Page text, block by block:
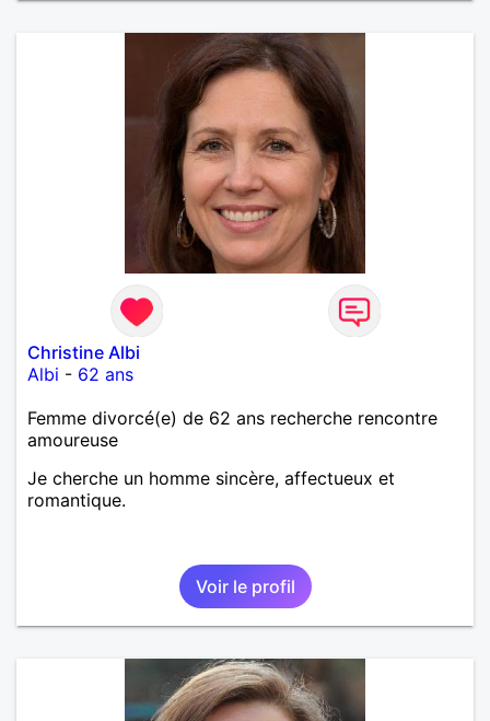
Christine Albi
Albi - 62 ans
Femme divorcé(e) de 62 ans recherche rencontre
amoureuse
Je cherche un homme sincère, affectueux et
romantique.
Voir le profil